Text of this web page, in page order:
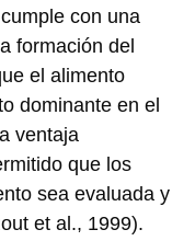
con una
formación del
el alimento
dominante en el
ventaja
que los
sea evaluada y
et al., 1999).